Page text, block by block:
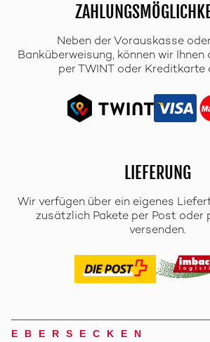
Neben der Vorauskasse
Banküberweisung, können wir Ihnen
per TWINT oder Kreditkarte
LIEFERUNG
Wir verfügen über ein eigenes
zusätzlich Pakete per Post oder
versenden.
EBERSECKEN